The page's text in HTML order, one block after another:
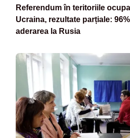
Referendum în teritoriile
Ucraina, rezultate parțiale:
aderarea la Rusia